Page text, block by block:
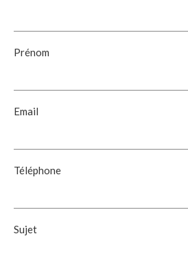
Prénom
Email
Téléphone
Sujet